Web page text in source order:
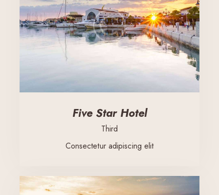
Five Star Hotel
Third
Consectetur adipiscing elit